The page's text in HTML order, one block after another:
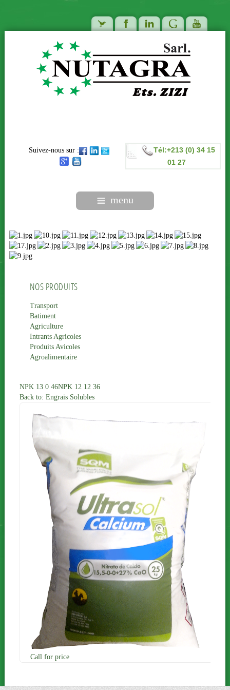
Suivez-nous sur :
Tél:+213 (0) 34 15
01 27
menu
NOS PRODUITS
Transport
Batiment
Agriculture
Intrants Agricoles
Produits Avicoles
Agroalimentaire
NPK 13 0 46NPK 12 12 36
Back to: Engrais Solubles
Call for price